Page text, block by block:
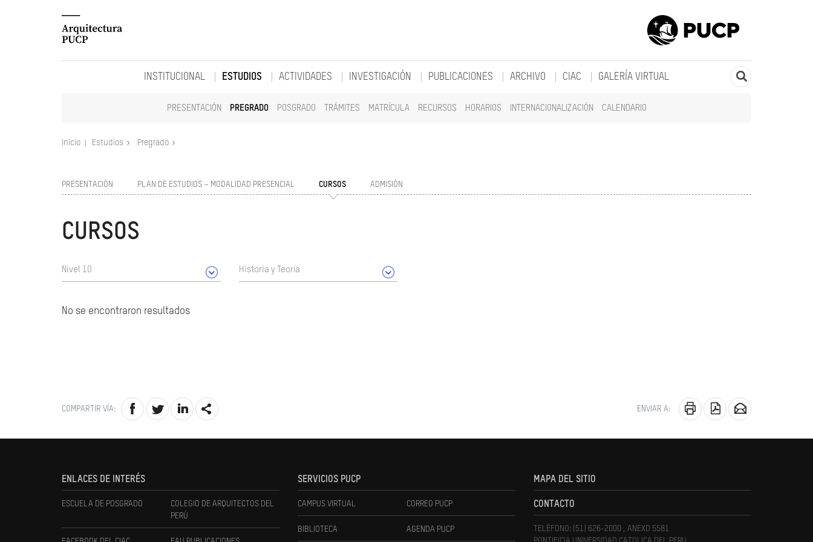
INSTITUCIONAL ESTUDIOS
PRESENTACIÓN PREGRADO POSGRADO TRÁMITES MATRÍCULA RECURSOS HORARIOS INTERNACIONALIZACIÓN CALENDARIO
ACTIVIDADES INVESTIGACIÓN PUBLICACIONES ARCHIVO CIAC GALERÍA VIRTUAL
Inicio Estudios Pregrado
PRESENTACIÓN PLAN DE ESTUDIOS – MODALIDAD PRESENCIAL CURSOS ADMISIÓN
CURSOS
Nivel 10 Historia y Teoría
No se encontraron resultados
COMPARTIR VÍA: ENVIAR A:
ENLACES DE INTERÉS
ESCUELA DE POSGRADO
COLEGIO DE ARQUITECTOS DEL
PERÚ
SERVICIOS PUCP
CAMPUS VIRTUAL CORREO PUCP
BIBLIOTECA AGENDA PUCP
MAPA DEL SITIO
CONTACTO
TELÉFONO: (51) 626-2000 , ANEXO 5581